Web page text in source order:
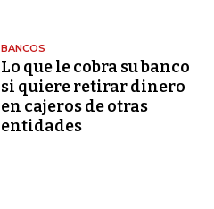
BANCOS
Lo que le cobra su banco
si quiere retirar dinero
en cajeros de otras
entidades